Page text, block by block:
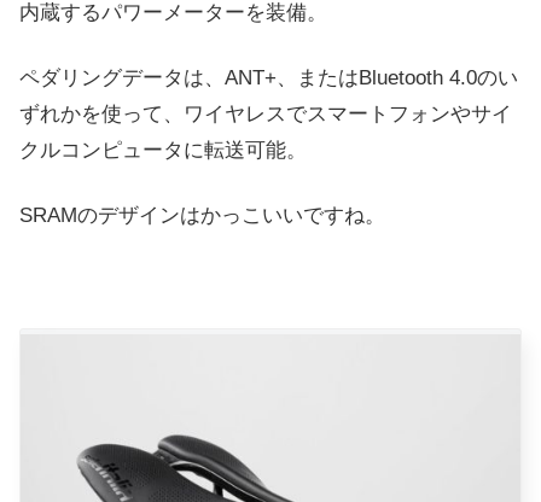
内蔵するパワーメーターを装備。
ペダリングデータは、ANT+、またはBluetooth 4.0のい
ずれかを使って、ワイヤレスでスマートフォンやサイ
クルコンピュータに転送可能。
SRAMのデザインはかっこいいですね。